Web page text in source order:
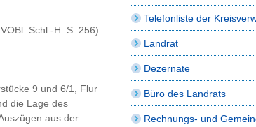
Schl.-H. S. 256)
9 und 6/1, Flur
die Lage des
aus der
Telefonliste der
Landrat
Dezernate
Büro des Landrats
Rechnungs- und